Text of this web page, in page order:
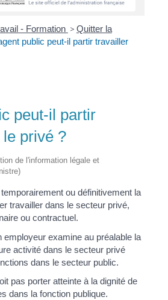
- Formation > Quitter la
public peut-il partir travailler
peut-il partir
privé ?
de l'information légale et
ou définitivement la
travailler dans le secteur privé,
ou contractuel.
examine au préalable la
activité dans le secteur privé
dans le secteur public.
pas porter atteinte à la dignité de
dans la fonction publique.